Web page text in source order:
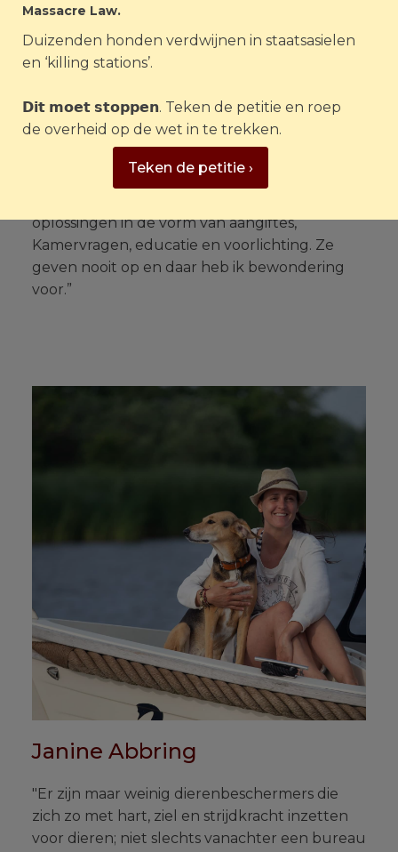
“Tijdens mijn reizen heb ik ontzettend veel
Animals de strijd aan gaat om de wereld een
beetje mooier voor dieren te maken vind ik
dierenmisstanden onder de aandacht door
oplossingen in de vorm van aangiftes,
Kamervragen, educatie en voorlichting. Ze
geven nooit op en daar heb ik bewondering
voor.”
Janine Abbring
"Er zijn maar weinig dierenbeschermers die
zich zo met hart, ziel en strijdkracht inzetten
voor dieren; niet slechts vanachter een bureau
Massacre Law.
Duizenden honden verdwijnen in staatsasielen
en ‘killing stations’.
𝗗𝗶𝘁 𝗺𝗼𝗲𝘁 𝘀𝘁𝗼𝗽𝗽𝗲𝗻. Teken de petitie en roep
de overheid op de wet in te trekken.
Teken de petitie ›